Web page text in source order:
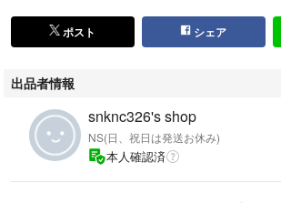
えてください。
・元箱がある商品に関しまして、スレや汚れ・一
・写真は撮影時の天候や光の状態及びモニター環
って見える事がございます。
・注文間違いやイメージと違うなど、お客様都合
ル・返品・交換は対応出来かねます。
ポスト シェア
出品者情報
snknc326's shop
NS(日、祝日は発送お休み)
本人確認済